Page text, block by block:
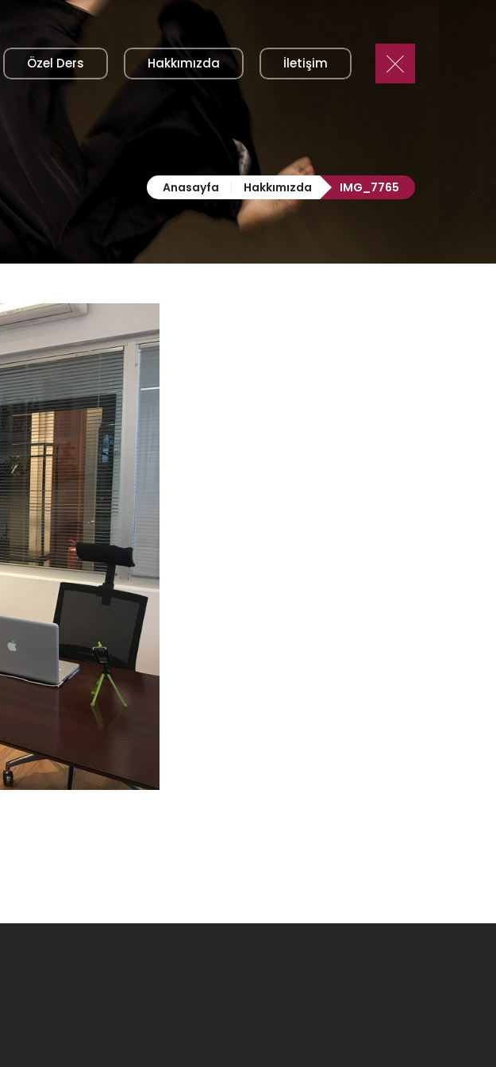
Özel Ders Hakkımızda İletişim
Anasayfa Hakkımızda IMG_7765